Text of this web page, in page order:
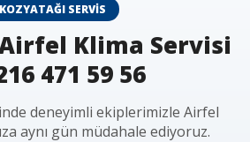
KOZYATAĞI SERVIS
Klima Servisi
471 59 56
deneyimli ekiplerimizle Airfel
aynı gün müdahale ediyoruz.